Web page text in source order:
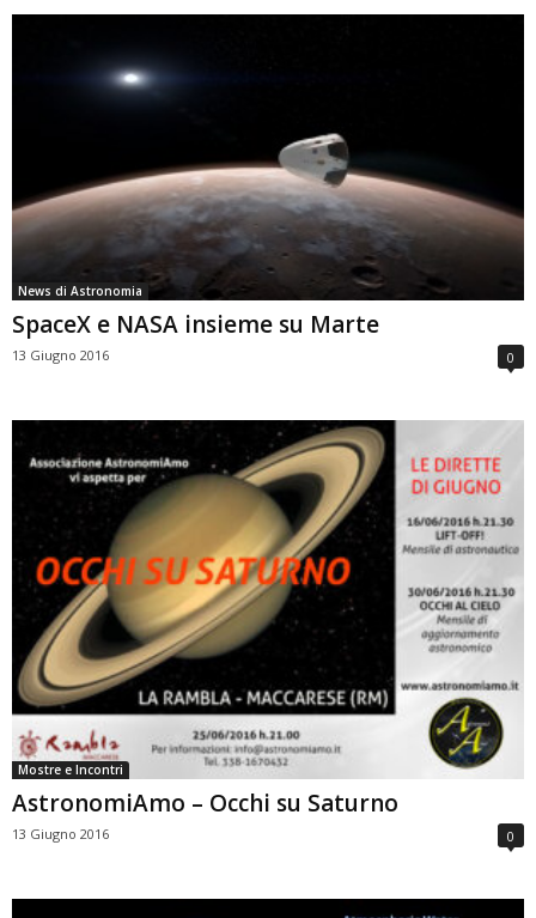
News di Astronomia
SpaceX e NASA insieme su Marte
13 Giugno 2016 0
Mostre e Incontri
AstronomiAmo – Occhi su Saturno
13 Giugno 2016 0